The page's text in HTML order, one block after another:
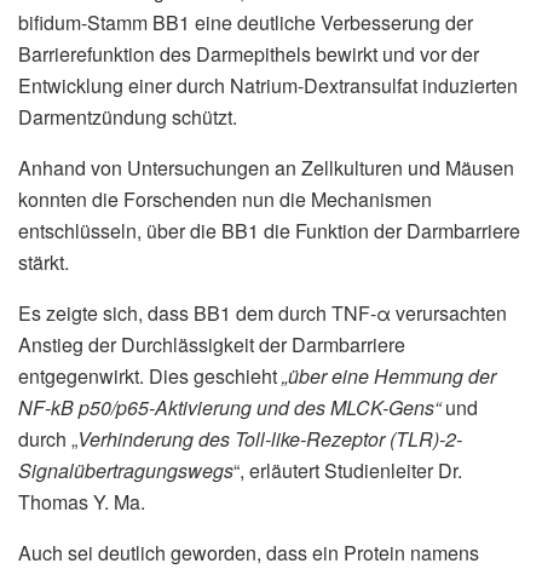
bifidum-Stamm BB1 eine deutliche Verbesserung der
Barrierefunktion des Darmepithels bewirkt und vor der
Entwicklung einer durch Natrium-Dextransulfat induzierten
Darmentzündung schützt.
Anhand von Untersuchungen an Zellkulturen und Mäusen
konnten die Forschenden nun die Mechanismen
entschlüsseln, über die BB1 die Funktion der Darmbarriere
stärkt.
Es zeigte sich, dass BB1 dem durch TNF-α verursachten
Anstieg der Durchlässigkeit der Darmbarriere
entgegenwirkt. Dies geschieht„über eine Hemmung der
NF-kB p50/p65-Aktivierung und des MLCK-Gens“und
durch „Verhinderung des Toll-like-Rezeptor (TLR)-2-
Signalübertragungswegs“, erläutert Studienleiter Dr.
Thomas Y. Ma.
Auch sei deutlich geworden, dass ein Protein namens